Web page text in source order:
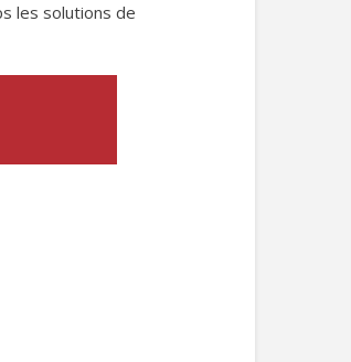
les solutions de